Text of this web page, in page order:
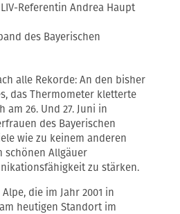
Referentin Andrea Haupt
des Bayerischen
alle Rekorde: An den bisher
das Thermometer kletterte
am 26. Und 27. Juni in
des Bayerischen
wie zu keinem anderen
schönen Allgäuer
zu stärken.
die im Jahr 2001 in
heutigen Standort im